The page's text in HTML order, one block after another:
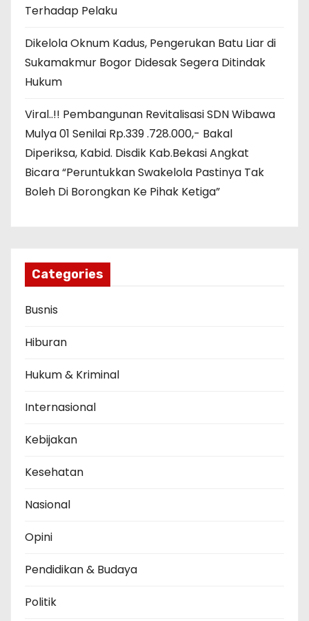
Terhadap Pelaku
Dikelola Oknum Kadus, Pengerukan Batu Liar di
Sukamakmur Bogor Didesak Segera Ditindak
Hukum
Viral..!! Pembangunan Revitalisasi SDN Wibawa
Mulya 01 Senilai Rp.339 .728.000,- Bakal
Diperiksa, Kabid. Disdik Kab.Bekasi Angkat
Bicara “Peruntukkan Swakelola Pastinya Tak
Boleh Di Borongkan Ke Pihak Ketiga”
Categories
Busnis
Hiburan
Hukum & Kriminal
Internasional
Kebijakan
Kesehatan
Nasional
Opini
Pendidikan & Budaya
Politik